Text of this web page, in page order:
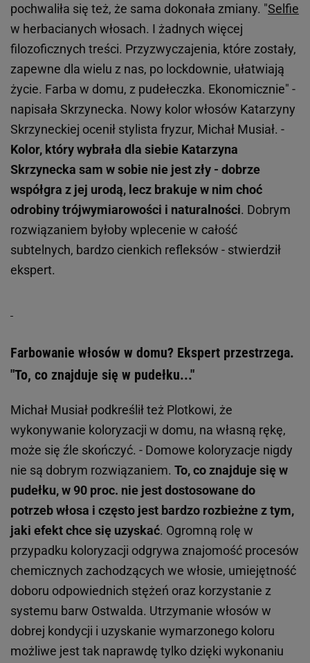
pochwaliła się też, że sama dokonała zmiany. "Selfie
w herbacianych włosach. I żadnych więcej
filozoficznych treści. Przyzwyczajenia, które zostały,
zapewne dla wielu z nas, po lockdownie, ułatwiają
życie. Farba w domu, z pudełeczka. Ekonomicznie" -
napisała Skrzynecka. Nowy kolor włosów Katarzyny
Skrzyneckiej ocenił stylista fryzur, Michał Musiał. -
Kolor, który wybrała dla siebie Katarzyna
Skrzynecka sam w sobie nie jest zły - dobrze
współgra z jej urodą, lecz brakuje w nim choć
odrobiny trójwymiarowości i naturalności. Dobrym
rozwiązaniem byłoby wplecenie w całość
subtelnych, bardzo cienkich refleksów - stwierdził
ekspert.
Farbowanie włosów w domu? Ekspert przestrzega.
"To, co znajduje się w pudełku..."
Michał Musiał podkreślił też Plotkowi, że
wykonywanie koloryzacji w domu, na własną rękę,
może się źle skończyć. - Domowe koloryzacje nigdy
nie są dobrym rozwiązaniem. To, co znajduje się w
pudełku, w 90 proc. nie jest dostosowane do
potrzeb włosa i często jest bardzo rozbieżne z tym,
jaki efekt chce się uzyskać. Ogromną rolę w
przypadku koloryzacji odgrywa znajomość procesów
chemicznych zachodzących we włosie, umiejętność
doboru odpowiednich stężeń oraz korzystanie z
systemu barw Ostwalda. Utrzymanie włosów w
dobrej kondycji i uzyskanie wymarzonego koloru
możliwe jest tak naprawdę tylko dzięki wykonaniu